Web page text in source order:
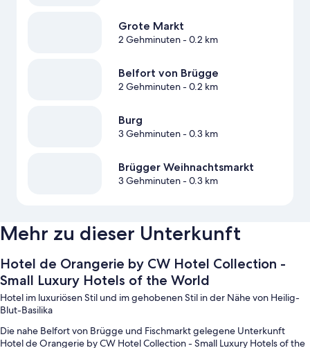
Grote Markt
2 Gehminuten- 0.2 km
Belfort von Brügge
2 Gehminuten- 0.2 km
Burg
3 Gehminuten- 0.3 km
Brügger Weihnachtsmarkt
3 Gehminuten- 0.3 km
Mehr zu dieser Unterkunft
Hotel de Orangerie by CW Hotel Collection -
Small Luxury Hotels of the World
Hotel im luxuriösen Stil und im gehobenen Stil in der Nähe von Heilig-
Blut-Basilika
Die nahe Belfort von Brügge und Fischmarkt gelegene Unterkunft
Hotel de Orangerie by CW Hotel Collection - Small Luxury Hotels of the